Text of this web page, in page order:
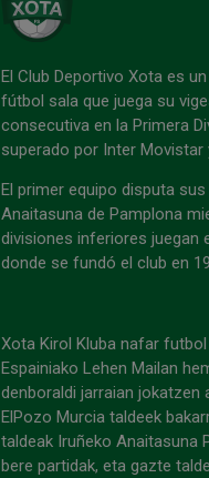
El Club Deportivo Xota es
fútbol sala que juega su
consecutiva en la Primera
superado por Inter Movistar
El primer equipo disputa
Anaitasuna de Pamplona
divisiones inferiores juegan
donde se fundó el club en
Xota Kirol Kluba nafar
Espainiako Lehen Mailan
denboraldi jarraian jokatzen
ElPozo Murcia taldeek
taldeak Iruñeko Anaitasuna
bere partidak, eta gazte